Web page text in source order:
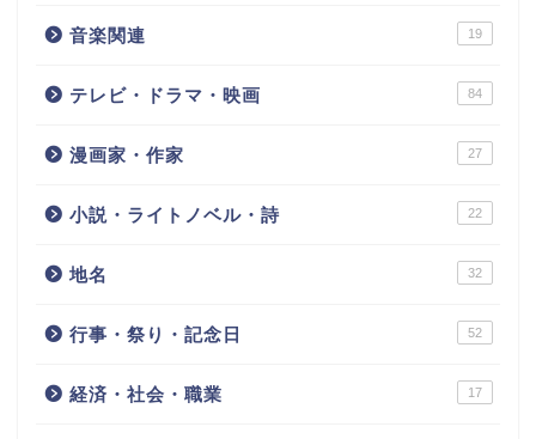
音楽関連 19
テレビ・ドラマ・映画 84
漫画家・作家 27
小説・ライトノベル・詩 22
地名 32
行事・祭り・記念日 52
経済・社会・職業 17